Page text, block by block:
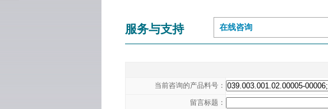
服务与支持 在线咨询
当前咨询的产品料号：
留言标题：